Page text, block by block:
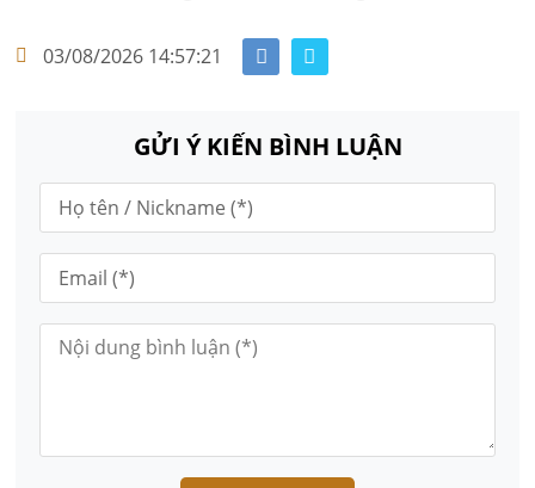
03/08/2026 14:57:21
GỬI Ý KIẾN BÌNH LUẬN